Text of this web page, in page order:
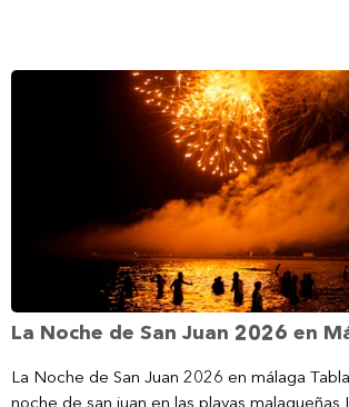
La Noche de San Juan 2026 en
La Noche de San Juan 2026 en málaga
noche de san juan en las playas malagueñas